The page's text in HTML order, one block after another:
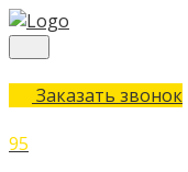
Заказать звонок
95